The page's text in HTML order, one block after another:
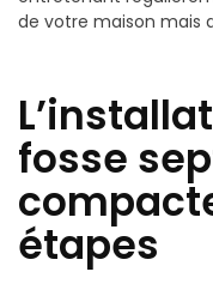
de votre maison mais
fosse
étapes